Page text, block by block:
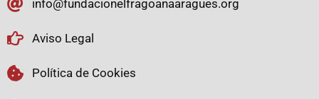
info@fundacionelfragoanaaragues.org
Aviso Legal
Política de Cookies